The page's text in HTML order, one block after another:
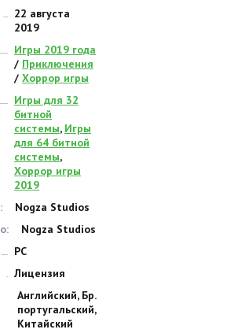
22 августа
2019
Игры 2019 года
/ Приключения
/ Хоррор игры
Игры для 32
битной
системы, Игры
для 64 битной
системы,
Хоррор игры
2019
Nogza Studios
Nogza Studios
PC
Лицензия
Английский, Бр.
португальский,
Китайский